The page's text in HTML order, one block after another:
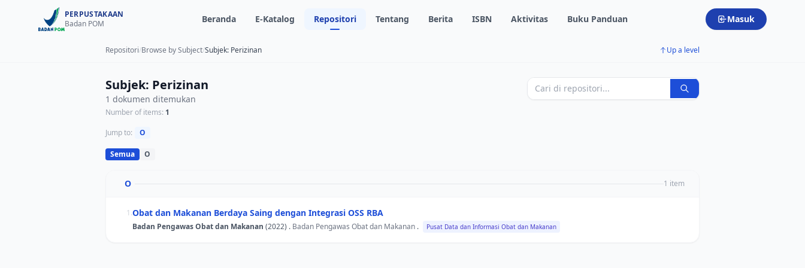
PERPUSTAKAAN
Badan POM
Beranda E-Katalog Repositori Tentang Berita ISBN Aktivitas Buku Panduan Masuk
Repositori/Browse by Subject/Subjek: Perizinan Up a level
Subjek: Perizinan
1 dokumen ditemukan
Number of items: 1
Jump to:
O
Semua O
O 1 item
1.Obat dan Makanan Berdaya Saing dengan Integrasi OSS RBA
Badan Pengawas Obat dan Makanan (2022) . Badan Pengawas Obat dan Makanan . Pusat Data dan Informasi Obat dan Makanan